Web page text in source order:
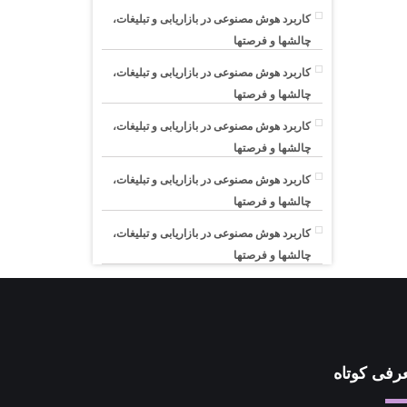
کاربرد هوش مصنوعی در بازاریابی و تبلیغات،
چالشها و فرصتها
کاربرد هوش مصنوعی در بازاریابی و تبلیغات،
چالشها و فرصتها
کاربرد هوش مصنوعی در بازاریابی و تبلیغات،
چالشها و فرصتها
کاربرد هوش مصنوعی در بازاریابی و تبلیغات،
چالشها و فرصتها
کاربرد هوش مصنوعی در بازاریابی و تبلیغات،
چالشها و فرصتها
کوتاه